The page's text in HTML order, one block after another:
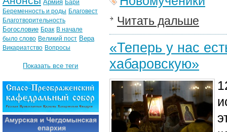
Читать дальше
«Теперь у нас
хабаровскую»
Армия Бари
Беременность и роды Благовест
Благотворительность
Богословие Брак В начале
было слово Великий пост Вера
Викариатство Вопросы
Показать все теги